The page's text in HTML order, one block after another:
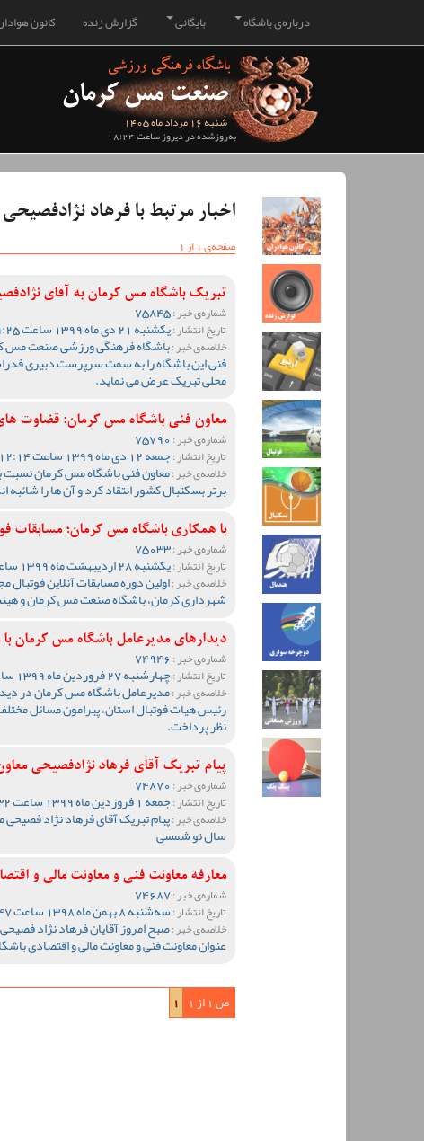
کانون گزارش زنده بایگانی درباره‌ی باشگاه
شنبه 16 مرداد ماه 1405
به‌روزشده در دیروز ساعت 18:24
اخبار مرتبط با فرهاد نژادفصیحی
صفحه‌ی 1 از 1
تبریک باشگاه مس کرمان به آقای
شماره‌ی خبر :75845
تاریخ انتشار :یکشنبه 21 دی ماه 1399 ساعت 09:25
خلاصه‌ی خبر :باشگاه فرهنگی ورزشی صنعت مس
فنی این باشگاه را به سمت سرپرست دبیری
محلی تبریک عرض می نماید.
معاون فنی باشگاه مس کرمان: قضاوت
شماره‌ی خبر :
تاریخ انتشار :جمعه 12 دی ماه 1399 ساعت 12:14
خلاصه‌ی خبر :معاون فنی باشگاه مس کرمان نسبت
برتر بسکتبال کشور انتقاد کرد و آن ها را شائبه
با همکاری باشگاه مس کرمان؛ مسابقات
شماره‌ی خبر :75033
تاریخ انتشار :یکشنبه 28 اردیبهشت ماه 1399 ساعت 18:11
خلاصه‌ی خبر :
شهرداری کرمان، باشگاه صنعت مس کرمان و
دیدارهای مدیرعامل باشگاه مس کرمان
شماره‌ی خبر :
تاریخ انتشار :چهارشنبه 27 فروردین ماه 1399 ساعت 09:32
خلاصه‌ی خبر :مدیرعامل باشگاه مس کرمان در
رئیس هیات فوتبال استان، پیرامون مسائل
نظر پرداخت.
پیام تبریک آقای فرهاد نژادفصیحی
شماره‌ی خبر :
تاریخ انتشار :جمعه 1 فروردین ماه 1399 ساعت 12:32
خلاصه‌ی خبر :پیام تبریک آقای فرهاد نژاد
سال نو شمسی
معارفه معاونت فنی و معاونت مالی و
شماره‌ی خبر :74687
تاریخ انتشار :سه‌شنبه 8 بهمن ماه 1398 ساعت 09:47
خلاصه‌ی خبر :صبح امروز آقایان فرهاد نژاد
عنوان معاونت فنی و معاونت مالی و اقتصادی
ص 1 از 1 1